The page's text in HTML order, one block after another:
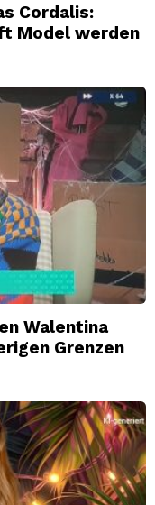
Cordalis:
Model werden
Walentina
Grenzen